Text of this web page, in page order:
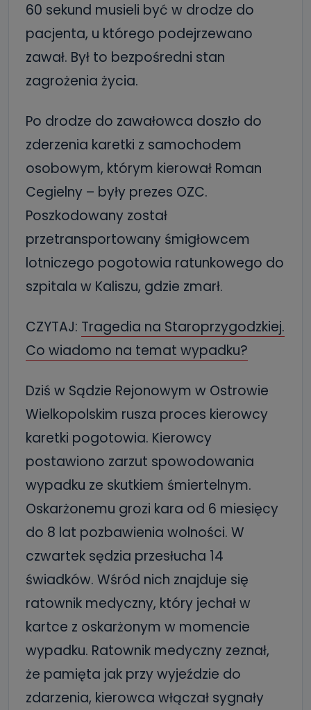
60 sekund musieli być w drodze do
pacjenta, u którego podejrzewano
zawał. Był to bezpośredni stan
zagrożenia życia.
Po drodze do zawałowca doszło do
zderzenia karetki z samochodem
osobowym, którym kierował Roman
Cegielny – były prezes OZC.
Poszkodowany został
przetransportowany śmigłowcem
lotniczego pogotowia ratunkowego do
szpitala w Kaliszu, gdzie zmarł.
CZYTAJ: Tragedia na Staroprzygodzkiej.
Co wiadomo na temat wypadku?
Dziś w Sądzie Rejonowym w Ostrowie
Wielkopolskim rusza proces kierowcy
karetki pogotowia. Kierowcy
postawiono zarzut spowodowania
wypadku ze skutkiem śmiertelnym.
Oskarżonemu grozi kara od 6 miesięcy
do 8 lat pozbawienia wolności. W
czwartek sędzia przesłucha 14
świadków. Wśród nich znajduje się
ratownik medyczny, który jechał w
kartce z oskarżonym w momencie
wypadku. Ratownik medyczny zeznał,
że pamięta jak przy wyjeździe do
zdarzenia, kierowca włączał sygnały